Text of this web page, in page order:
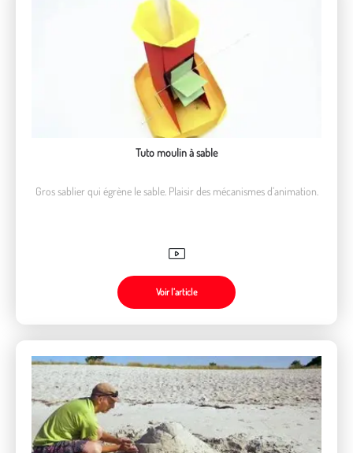
Tuto moulin à sable
Gros sablier qui égrène le sable. Plaisir des mécanismes d’animation.
Voir l’article